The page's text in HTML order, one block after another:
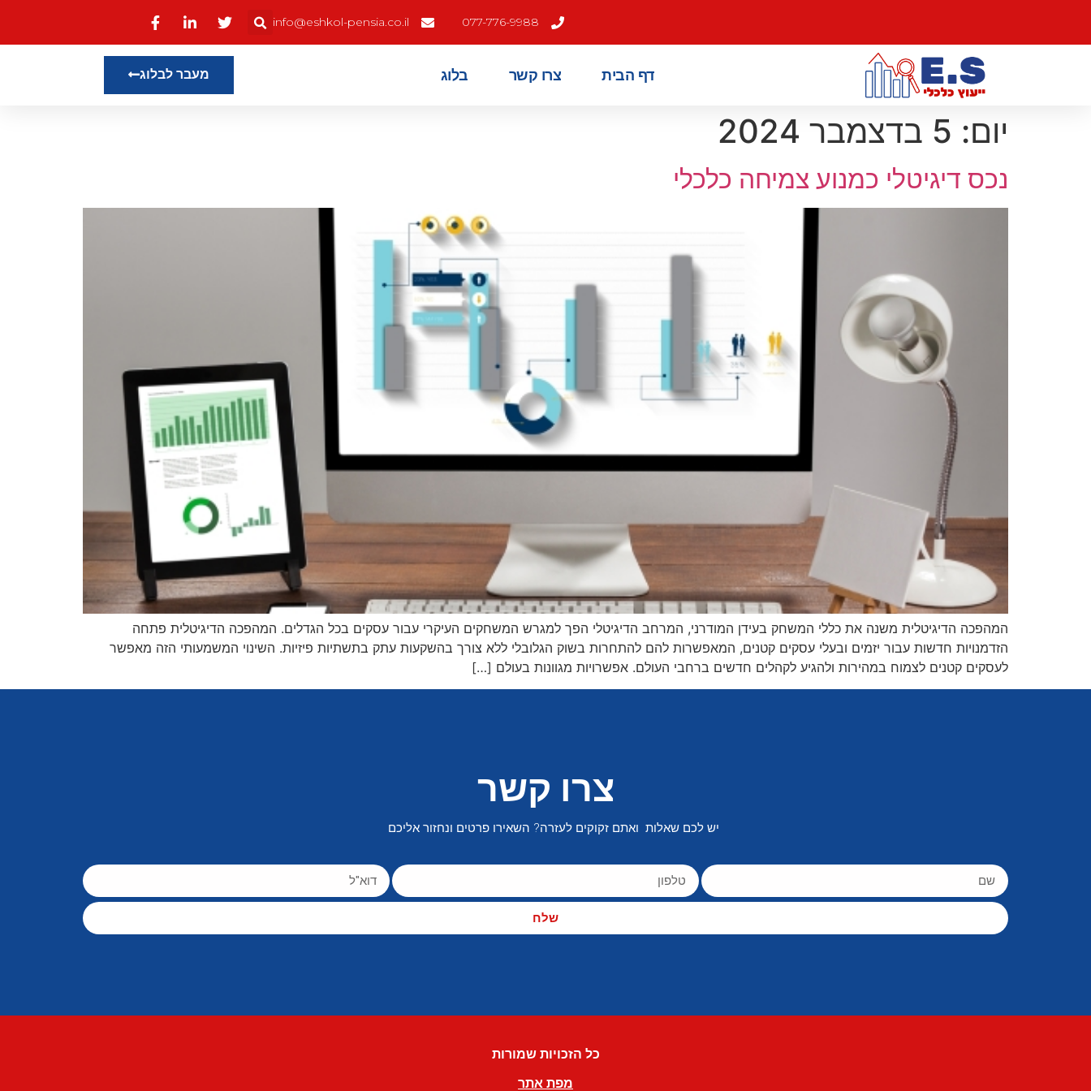
077-776-9988
info@eshkol-pensia.co.il
דף הבית צרו קשר בלוג מעבר לבלוג
יום: 5 בדצמבר 2024
נכס דיגיטלי כמנוע צמיחה כלכלי
המהפכה הדיגיטלית משנה את כללי המשחק בעידן המודרני, המרחב הדיגיטלי הפך למגרש המשחקים העיקרי עבור עסקים בכל הגדלים. המהפכה הדיגיטלית פתחה
הזדמנויות חדשות עבור יזמים ובעלי עסקים קטנים, המאפשרות להם להתחרות בשוק הגלובלי ללא צורך בהשקעות עתק בתשתיות פיזיות. השינוי המשמעותי הזה מאפשר
לעסקים קטנים לצמוח במהירות ולהגיע לקהלים חדשים ברחבי העולם. אפשרויות מגוונות בעולם […]
צרו קשר
יש לכם שאלות ואתם זקוקים לעזרה? השאירו פרטים ונחזור אליכם
שלח
כל הזכויות שמורות
מפת אתר